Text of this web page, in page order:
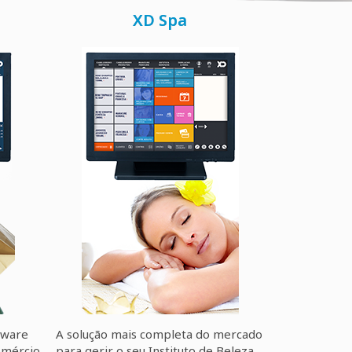
XD Spa
A solução mais completa do mercado